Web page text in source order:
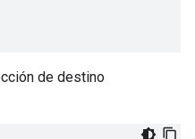
de destino